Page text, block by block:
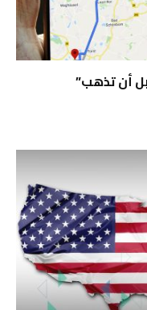
أن تذهب”